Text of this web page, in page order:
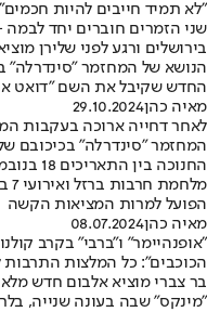
"לא תמיד חייבים להיות
שני הזמרים חוברים יחד
בירושלים ורגע לפני שלירן
הנושא של המחזמר "סינדרלה"
החדש שקיבל את השם "דואט
מאיה כהן29.10.2024
לאחר דחייה ארוכה בעקבות
המחזמר "סינדרלה" בכיכובם של
הפועל למרות המציאות הקשה
מאיה כהן08.07.2024
"אופנהיימר" ו"ברבי" בקרב
הכוכבים": כל המלצות
בר צברי מוציא אלבום חדש
"מינקס" שבה בעונה שנייה,